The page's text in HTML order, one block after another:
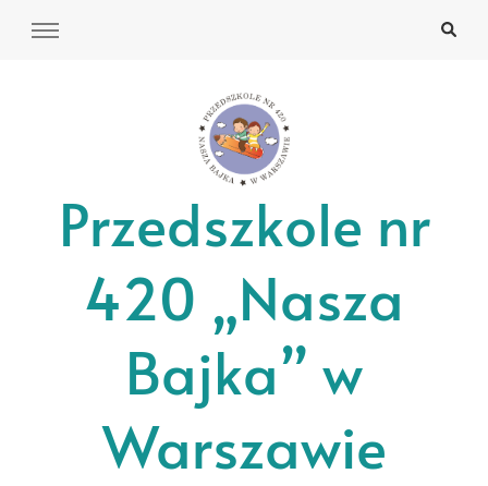
Przedszkole nr
420 „Nasza
Bajka” w
Warszawie